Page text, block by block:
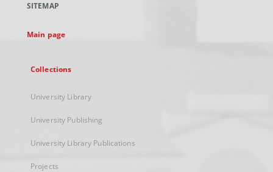
new
SITEMAP
Main page
Collections
University Library
University Publishing
University Library Publications
Projects